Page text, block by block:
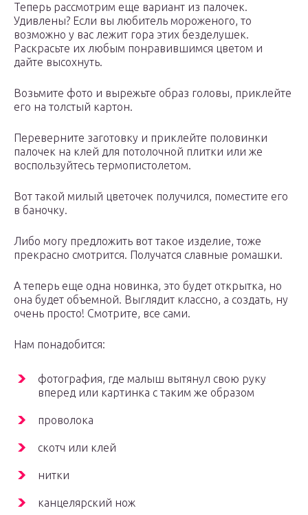
Теперь рассмотрим еще вариант из палочек.
Удивлены? Если вы любитель мороженого, то
возможно у вас лежит гора этих безделушек.
Раскрасьте их любым понравившимся цветом и
дайте высохнуть.
Возьмите фото и вырежьте образ головы, приклейте
его на толстый картон.
Переверните заготовку и приклейте половинки
палочек на клей для потолочной плитки или же
воспользуйтесь термопистолетом.
Вот такой милый цветочек получился, поместите его
в баночку.
Либо могу предложить вот такое изделие, тоже
прекрасно смотрится. Получатся славные ромашки.
А теперь еще одна новинка, это будет открытка, но
она будет объемной. Выглядит классно, а создать, ну
очень просто! Смотрите, все сами.
Нам понадобится:
фотография, где малыш вытянул свою руку
вперед или картинка с таким же образом
проволока
скотч или клей
нитки
канцелярский нож